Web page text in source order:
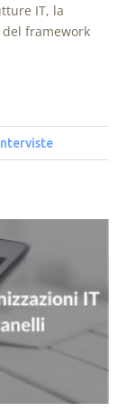
IT, la
del framework